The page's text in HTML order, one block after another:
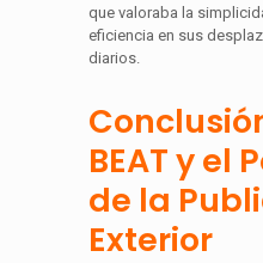
que valoraba la
eficiencia en sus
diarios.
BEAT y el
de la
Exterior